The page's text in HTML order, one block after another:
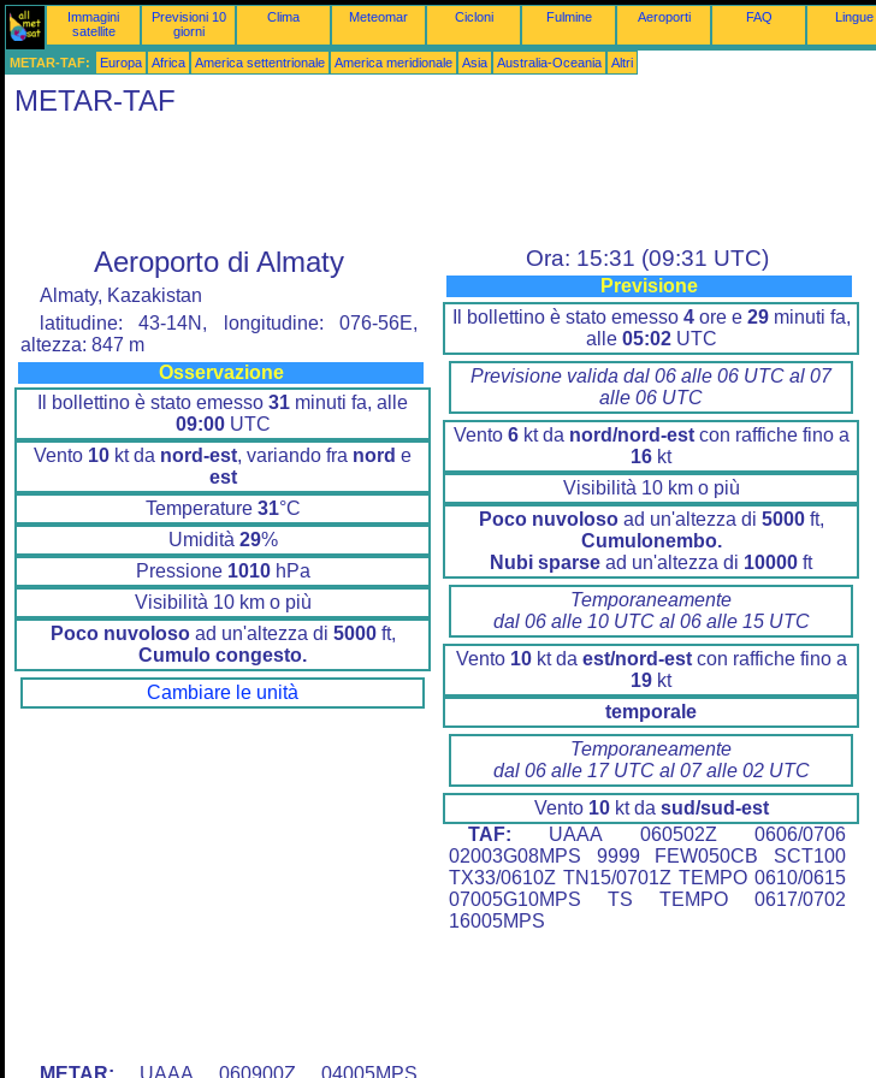
Immagini
satellite
Previsioni 10
giorni
Clima Meteomar Cicloni Fulmine Aeroporti FAQ Lingue
METAR-TAF: Europa Africa America settentrionale America meridionale Asia Australia-Oceania Altri
METAR-TAF
Aeroporto di Almaty
Almaty, Kazakistan
latitudine: 43-14N, longitudine: 076-56E,
altezza: 847 m
Osservazione
Il bollettino è stato emesso 31 minuti fa, alle
09:00UTC
Vento 10 kt da nord-est, variando fra nord e
est
Temperature 31°C
Umidità 29%
Pressione 1010hPa
Visibilità 10 km o più
Poco nuvolosoad un'altezza di 5000ft,
Cumulo congesto.
Cambiare le unità
Ora: 15:31 (09:31 UTC)
Previsione
Il bollettino è stato emesso 4ore e 29minuti fa,
alle 05:02UTC
Previsione valida dal 06 alle 06 UTC al 07
alle 06 UTC
Vento 6kt da nord/nord-estcon raffiche fino a
16 kt
Visibilità 10 km o più
Poco nuvolosoad un'altezza di 5000ft,
Cumulonembo.
Nubi sparse ad un'altezza di 10000 ft
Temporaneamente
dal 06 alle 10 UTC al 06 alle 15 UTC
Vento 10kt da est/nord-estcon raffiche fino a
19 kt
temporale
Temporaneamente
dal 06 alle 17 UTC al 07 alle 02 UTC
Vento 10kt da sud/sud-est
TAF: UAAA 060502Z 0606/0706
02003G08MPS 9999 FEW050CB SCT100
TX33/0610Z TN15/0701Z TEMPO 0610/0615
07005G10MPS TS TEMPO 0617/0702
16005MPS